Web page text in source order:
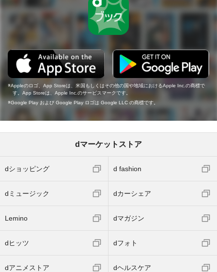
Appleのロゴ、App Storeは、米国もしくはその他の国や地域におけるApple Inc.の商標で
す。App Storeは、Apple Inc.のサービスマークです。
Google Play および Google Play ロゴは Google LLC の商標です。
dマーケットストア
dショッピング d fashion
dミュージック dカーシェア
Lemino dマガジン
dヒッツ dフォト
dアニメストア dヘルスケア